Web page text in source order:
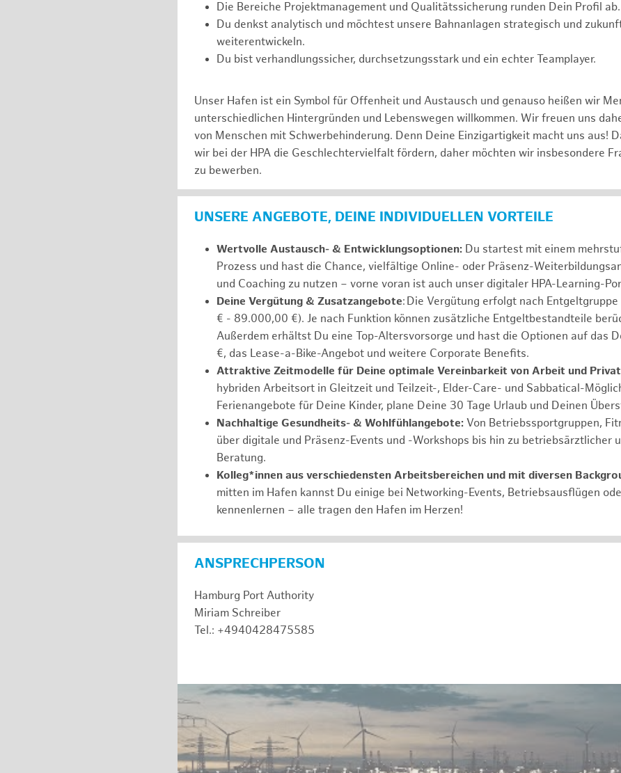
Die Bereiche Projektmanagement und Qualitätssicherung runden Dein Profil ab.
Du denkst analytisch und möchtest unsere Bahnanlagen strategisch und
weiterentwickeln.
Du bist verhandlungssicher, durchsetzungsstark und ein echter Teamplayer.
Unser Hafen ist ein Symbol für Offenheit und Austausch und genauso heißen wir
unterschiedlichen Hintergründen und Lebenswegen willkommen. Wir freuen uns
von Menschen mit Schwerbehinderung. Denn Deine Einzigartigkeit macht uns aus!
wir bei der HPA die Geschlechtervielfalt fördern, daher möchten wir insbesondere
zu bewerben.
UNSERE ANGEBOTE, DEINE INDIVIDUELLEN VORTEILE
Wertvolle Austausch- & Entwicklungsoptionen: Du startest mit einem
Prozess und hast die Chance, vielfältige Online- oder Präsenz-
und Coaching zu nutzen – vorne voran ist auch unser digitaler HPA-Learning-
Deine Vergütung & Zusatzangebote: Die Vergütung erfolgt nach
€ - 89.000,00 €). Je nach Funktion können zusätzliche Entgeltbestandteile
Außerdem erhältst Du eine Top-Altersvorsorge und hast die Optionen auf das
€, das Lease-a-Bike-Angebot und weitere Corporate Benefits.
Attraktive Zeitmodelle für Deine optimale Vereinbarkeit von Arbeit und
hybriden Arbeitsort in Gleitzeit und Teilzeit-, Elder-Care- und Sabbatical-
Ferienangebote für Deine Kinder, plane Deine 30 Tage Urlaub und Deinen
Nachhaltige Gesundheits- & Wohlfühlangebote: Von Betriebssportgruppen,
über digitale und Präsenz-Events und -Workshops bis hin zu betriebsärztlicher
Beratung.
Kolleg*innen aus verschiedensten Arbeitsbereichen und mit diversen
mitten im Hafen kannst Du einige bei Networking-Events, Betriebsausflügen
kennenlernen – alle tragen den Hafen im Herzen!
ANSPRECHPERSON
Hamburg Port Authority
Miriam Schreiber
Tel.: +4940428475585